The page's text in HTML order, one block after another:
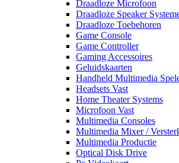
Draadloze Microfoon
Draadloze Speaker
Draadloze Toebehoren
Game Console
Game Controller
Gaming Accessoires
Geluidskaarten
Handheld Multimedia
Headsets Vast
Home Theater Systems
Microfoon Vast
Multimedia Consoles
Multimedia Mixer /
Multimedia Productie
Optical Disk Drive